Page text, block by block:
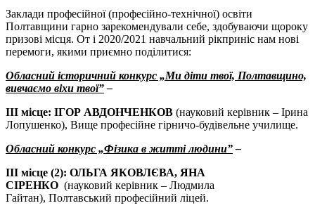
Заклади професійної (професійно-технічної) освіти
Полтавщини гарно зарекомендували себе, здобуваючи щороку
призові місця. От і 2020/2021 навчальний рікприніс нам нові
перемоги, якими приємно поділитися:
Обласний історичний конкурс „Ми діти твої, Полтавщино,
вивчаємо віхи твої”–
ІІІ місце: ІГОР АВДОНЧЕНКОВ (науковий керівник – Ірина
Лопушенко), Вище професійне гірничо-будівельне училище.
Обласний конкурс „Фізика в житті людини”–
ІІІ місце (2): ОЛЬГА ЯКОВЛЄВА, ЯНА
СІРЕНКО (науковий керівник – Людмила
Гайтан), Полтавський професійний ліцей.